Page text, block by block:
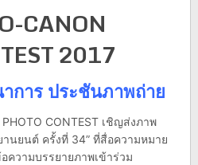
CANON
2017
การ ประชันภาพถ่าย
CONTEST เชิญส่งภาพ
นยนต์ ครั้งที่ 34” ที่สื่อความหมาย
ความบรรยายภาพเข้าร่วม